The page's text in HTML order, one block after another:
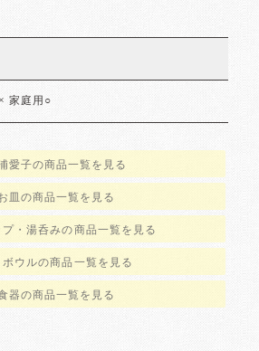
家庭用○
愛子の商品一覧を見る
皿の商品一覧を見る
プ・湯呑みの商品一覧を見る
ボウルの商品一覧を見る
器の商品一覧を見る